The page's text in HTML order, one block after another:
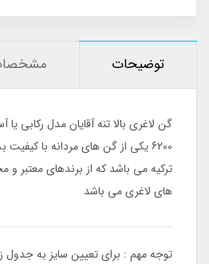
توضیحات
گن لاغری بالا تنه آقایان مدل رکابی
6200 یکی از گن های مردانه با
ترکیه می باشد که از برندهای معتبر و
های لاغری می باشد
توجه مهم : برای تعیین سایز به جدول